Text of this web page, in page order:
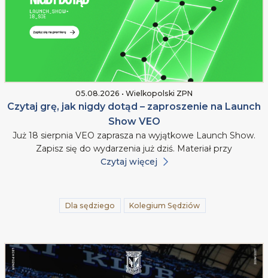
05.08.2026 • Wielkopolski ZPN
Czytaj grę, jak nigdy dotąd – zaproszenie na Launch
Show VEO
Już 18 sierpnia VEO zaprasza na wyjątkowe Launch Show.
Zapisz się do wydarzenia już dziś. Materiał przy
Czytaj więcej
Dla sędziego Kolegium Sędziów